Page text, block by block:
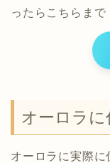
ったらこちらまで
オーロラ
オーロラに実際